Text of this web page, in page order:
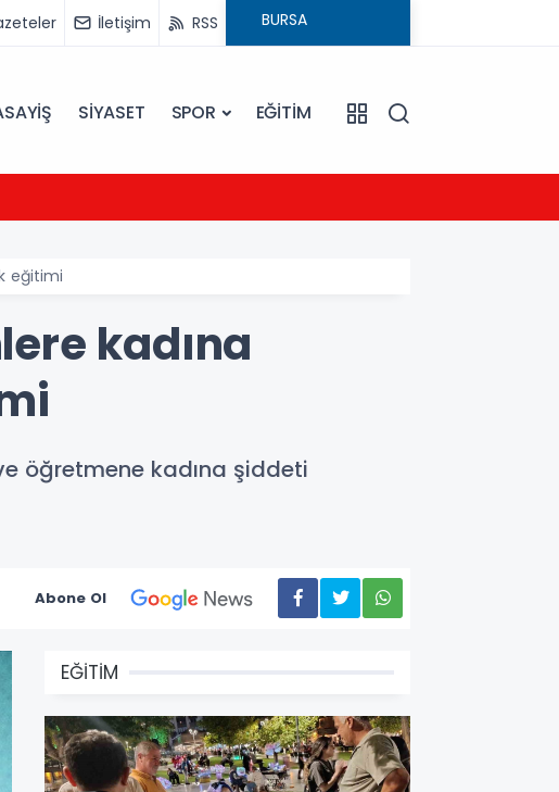
İletişim RSS
SİYASET SPOR EĞİTİM
eğitimi
kadına
öğretmene kadına şiddeti
Abone Ol
EĞİTİM